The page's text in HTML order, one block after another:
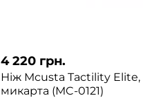
4 220 грн.
Ніж Mcusta Tactility Elite,
микарта (MC-0121)